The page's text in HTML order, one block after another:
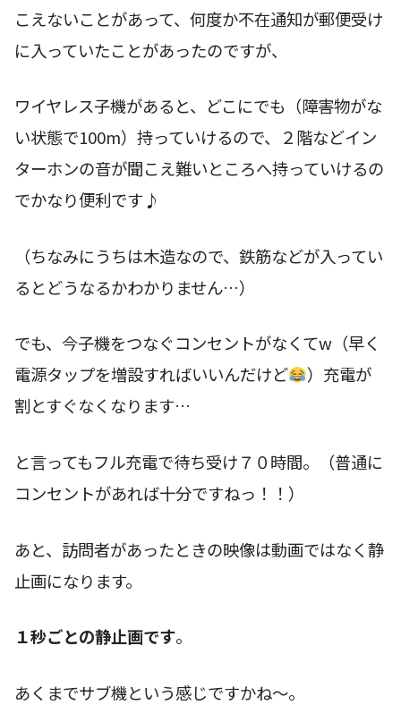
こえないことがあって、何度か不在通知が郵便受け
に入っていたことがあったのですが、
ワイヤレス子機があると、どこにでも（障害物がな
い状態で100m）持っていけるので、２階などイン
ターホンの音が聞こえ難いところへ持っていけるの
でかなり便利です♪
（ちなみにうちは木造なので、鉄筋などが入ってい
るとどうなるかわかりません…）
でも、今子機をつなぐコンセントがなくてw（早く
電源タップを増設すればいいんだけど
）充電が
割とすぐなくなります…
と言ってもフル充電で待ち受け７０時間。（普通に
コンセントがあれば十分ですねっ！！）
あと、訪問者があったときの映像は動画ではなく静
止画になります。
１秒ごとの静止画です。
あくまでサブ機という感じですかね〜。